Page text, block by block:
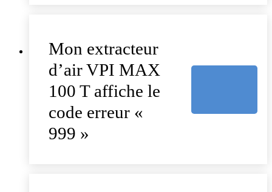
Mon extracteur
d’air VPI MAX
100 T affiche le
code erreur «
999 »